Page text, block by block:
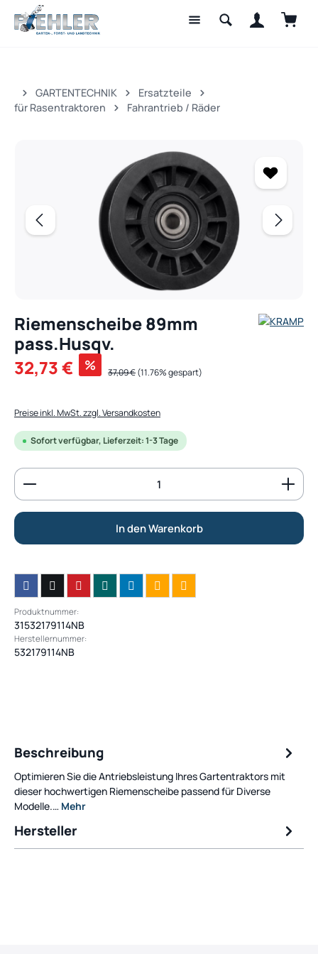
Zum Hauptinhalt springen
GARTENTECHNIK
Ersatzteile
für Rasentraktoren
Fahrantrieb / Räder
Riemenscheibe 89mm
pass.Husqv.
Verkaufspreis:
32,73 € % Regulärer Preis:
37,09 €(11.76% gespart)
Preise inkl. MwSt. zzgl. Versandkosten
Sofort verfügbar, Lieferzeit: 1-3 Tage
Produkt Anzahl: Gib den gewünschten Wert ein
In den Warenkorb
Produktnummer:
31532179114NB
Herstellernummer:
532179114NB
Beschreibung
Optimieren Sie die Antriebsleistung Ihres Gartentraktors mit
dieser hochwertigen Riemenscheibe passend für Diverse
Modelle.… Mehr
Hersteller